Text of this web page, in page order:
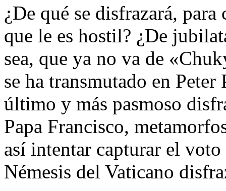
¿De qué se disfrazará,
que le es hostil? ¿De
sea, que ya no va de
se ha transmutado en
último y más pasmoso
Papa Francisco,
así intentar capturar el
Némesis del Vaticano